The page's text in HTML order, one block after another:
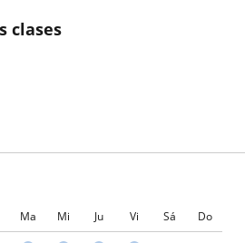
clases
Ma Mi Ju Vi Sá Do